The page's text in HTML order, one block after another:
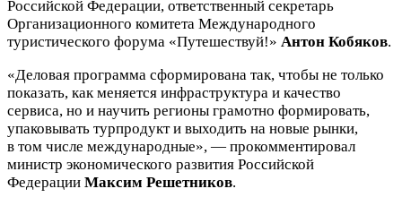
Российской Федерации, ответственный секретарь
Организационного комитета Международного
туристического форума «Путешествуй!» Антон Кобяков.
«Деловая программа сформирована так, чтобы не только
показать, как меняется инфраструктура и качество
сервиса, но и научить регионы грамотно формировать,
упаковывать турпродукт и выходить на новые рынки,
в том числе международные», — прокомментировал
министр экономического развития Российской
Федерации Максим Решетников.